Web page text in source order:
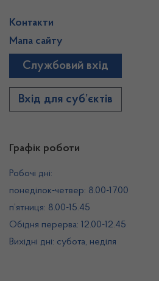
Графік роботи
Робочі дні:
понеділок-четвер: 8.00-17.00
п’ятниця: 8.00-15.45
Обідня перерва: 12.00-12.45
Вихідні дні: субота, неділя
Контакти
Мапа сайту
Службовий вхід
Вхід для суб’єктів